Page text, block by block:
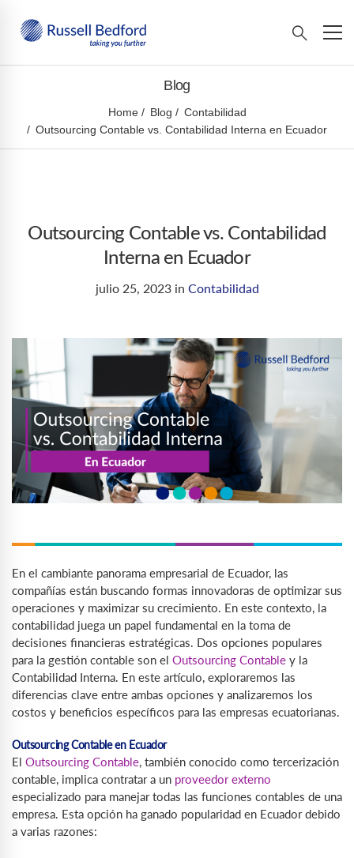
Blog
Home Blog
Contabilidad
Outsourcing Contable vs. Contabilidad Interna en Ecuador
Outsourcing Contable vs. Contabilidad
Interna en Ecuador
julio 25, 2023in Contabilidad
En el cambiante panorama empresarial de Ecuador, las
compañías están buscando formas innovadoras de optimizar sus
operaciones y maximizar su crecimiento. En este contexto, la
contabilidad juega un papel fundamental en la toma de
decisiones financieras estratégicas. Dos opciones populares
para la gestión contable son el Outsourcing Contable y la
Contabilidad Interna. En este artículo, exploraremos las
diferencias clave entre ambas opciones y analizaremos los
costos y beneficios específicos para las empresas ecuatorianas.
Outsourcing Contable en Ecuador
El Outsourcing Contable, también conocido como tercerización
contable, implica contratar a un proveedor externo
especializado para manejar todas las funciones contables de una
empresa. Esta opción ha ganado popularidad en Ecuador debido
a varias razones: